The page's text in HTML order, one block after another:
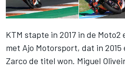
KTM stapte in 2017 in de Moto2
met Ajo Motorsport, dat in 2015
Zarco de titel won. Miguel